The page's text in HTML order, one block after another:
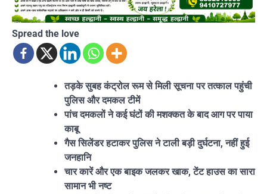
Spread the love
तड़के सुबह कंट्रोल रूम से मिली सूचना पर तत्काल पहुंची
पुलिस और दमकल टीमें
पांच दमकलों ने कई घंटों की मशक्कत के बाद आग पर पाया
काबू
गैस सिलेंडर हटाकर पुलिस ने टाली बड़ी दुर्घटना, नहीं हुई
जनहानि
चार कारें और एक बाइक जलकर खाक, टेंट हाउस का सारा
सामान भी नष्ट